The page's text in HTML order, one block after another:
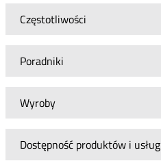
Częstotliwości
Poradniki
Wyroby
Dostępność produktów i usług